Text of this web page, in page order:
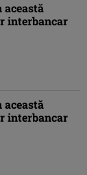
această
interbancar
această
interbancar